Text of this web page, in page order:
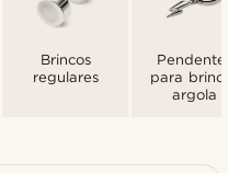
Brincos
regulares
para
argola